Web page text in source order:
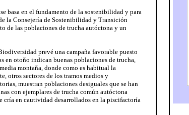
basa en el fundamento de la sostenibilidad y para
la Consejería de Sostenibilidad y Transición
de las poblaciones de trucha autóctona y un
prevé una campaña favorable puesto
en otoño indican buenas poblaciones de trucha,
montaña, donde como es habitual la
otros sectores de los tramos medios y
muestran poblaciones desiguales que se han
con ejemplares de trucha común autóctona
cría en cautividad desarrollados en la piscifactoría